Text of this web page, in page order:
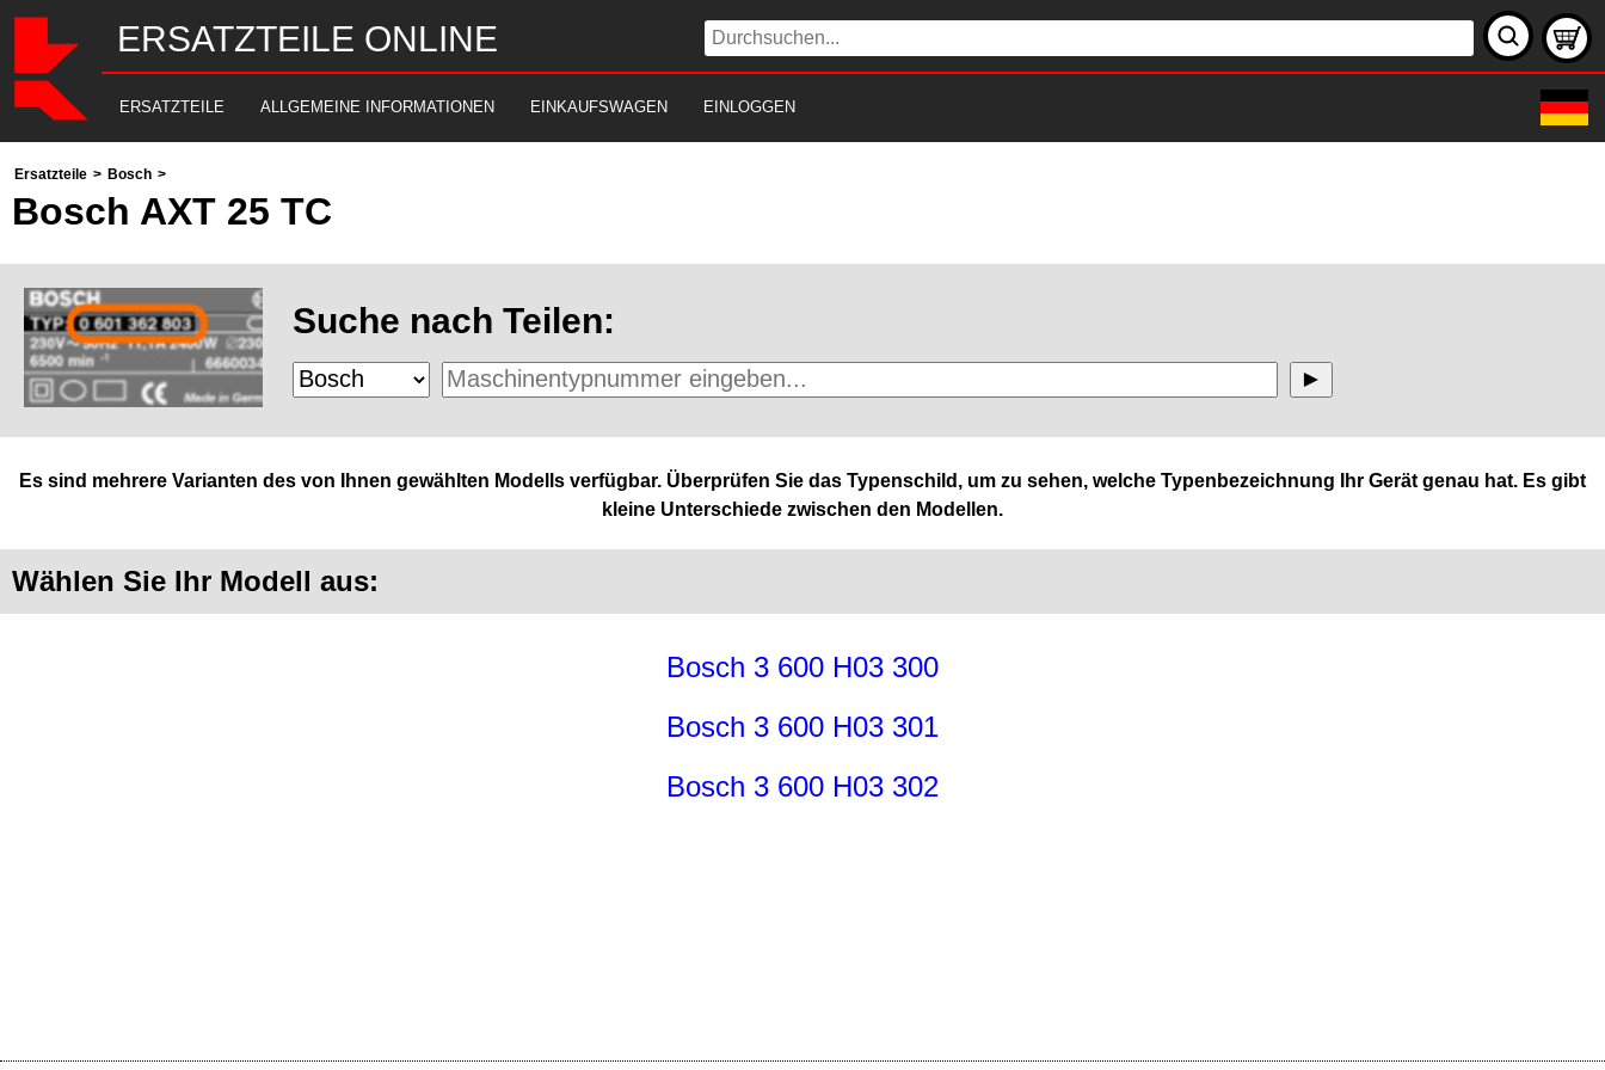
ERSATZTEILE ONLINE
ERSATZTEILE ALLGEMEINE INFORMATIONEN EINKAUFSWAGEN EINLOGGEN
Ersatzteile > Bosch >
Bosch AXT 25 TC
Suche nach Teilen:
Es sind mehrere Varianten des von Ihnen gewählten Modells verfügbar. Überprüfen Sie das Typenschild, um zu sehen, welche Typenbezeichnung Ihr Gerät genau hat. Es gibt
kleine Unterschiede zwischen den Modellen.
Wählen Sie Ihr Modell aus:
Bosch 3 600 H03 300
Bosch 3 600 H03 301
Bosch 3 600 H03 302